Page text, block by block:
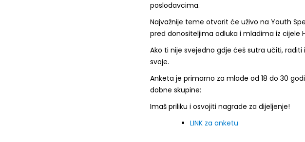
poslodavcima.
Najvažnije teme otvorit će uživo na Youth
pred donositeljima odluka i mladima iz cijele
Ako ti nije svejedno gdje ćeš sutra učiti,
svoje.
Anketa je primarno za mlade od 18 do 30
dobne skupine:
Imaš priliku i osvojiti nagrade za dijeljenje!
LINK za anketu